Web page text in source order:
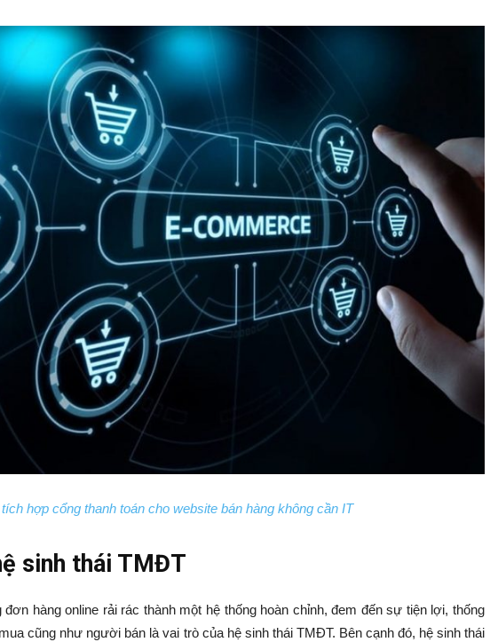
hợp cổng thanh toán cho website bán hàng không cần IT
sinh thái TMĐT
đơn hàng online rải rác thành một hệ thống hoàn chỉnh, đem đến sự tiện lợi, thống
cũng như người bán là vai trò của hệ sinh thái TMĐT. Bên cạnh đó, hệ sinh thái